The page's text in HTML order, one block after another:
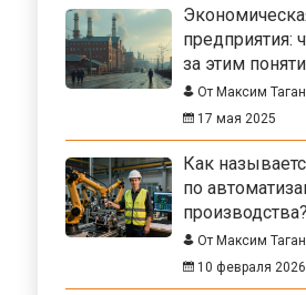
предприятия:
за этим
От Максим
17 мая 2025
Как
по
производства?
От Максим
10 февраля 2026